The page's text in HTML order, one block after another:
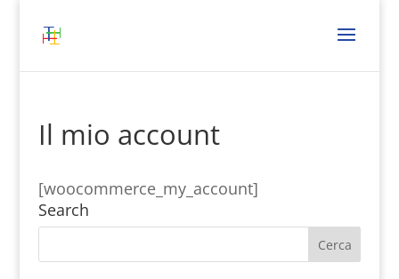
Il mio account
[woocommerce_my_account]
Search